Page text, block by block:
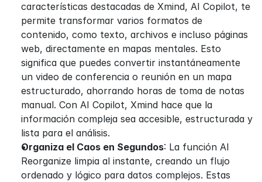
características destacadas de Xmind, AI Copilot, te
permite transformar varios formatos de
contenido, como texto, archivos e incluso páginas
web, directamente en mapas mentales. Esto
significa que puedes convertir instantáneamente
un video de conferencia o reunión en un mapa
estructurado, ahorrando horas de toma de notas
manual. Con AI Copilot, Xmind hace que la
información compleja sea accesible, estructurada y
lista para el análisis.
Organiza el Caos en Segundos: La función AI
Reorganize limpia al instante, creando un flujo
ordenado y lógico para datos complejos. Estas